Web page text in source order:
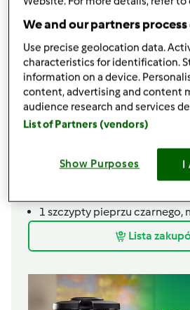
Sos tysiąca wysp
½ - 1ząbkówząbek czosnku
200gmajonezu
łyżeczek białego octu
1 szczypty pieprzu czarnego,
Lista
We and our partners
Use precise geolocation data.
characteristics for identification.
information on a device.
content, advertising and content
audience research and services
List of Partners (vendors)
Show Purposes I